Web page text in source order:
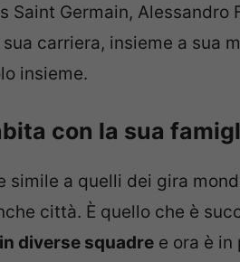
Saint Germain, Alessandro
carriera, insieme a sua
insieme.
con la sua
a quelli dei gira
città. È quello che è
diverse squadre e ora è in